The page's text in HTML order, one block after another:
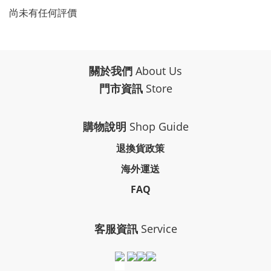
尚未有任何評價
關於我們 About Us
門市資訊 Store
購物說明 Shop Guide
退換貨政策
海外運送
FAQ
客服資訊 Service